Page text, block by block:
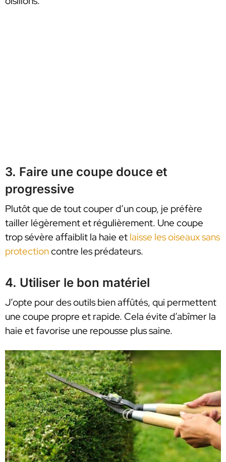
3. Faire une coupe douce et
progressive
Plutôt que de tout couper d’un coup, je préfère
tailler légèrement et régulièrement. Une coupe
trop sévère affaiblit la haie et laisse les oiseaux sans
protectioncontre les prédateurs.
4. Utiliser le bon matériel
J’opte pour des outils bien affûtés, qui permettent
une coupe propre et rapide. Cela évite d’abîmer la
haie et favorise une repousse plus saine.